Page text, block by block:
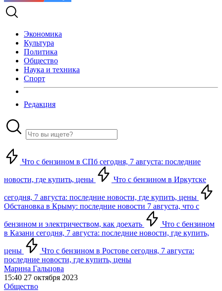
Экономика
Культура
Политика
Общество
Наука и техника
Спорт
Редакция
Что с бензином в СПб сегодня, 7 августа: последние
новости, где купить, цены Что с бензином в Иркутске
сегодня, 7 августа: последние новости, где купить, цены
Обстановка в Крыму: последние новости 7 августа, что с
бензином и электричеством, как доехать
Что с бензином
в Казани сегодня, 7 августа: последние новости, где купить,
цены
Что с бензином в Ростове сегодня, 7 августа:
последние новости, где купить, цены
Марина Гальцова
15:40 27 октября 2023
Общество